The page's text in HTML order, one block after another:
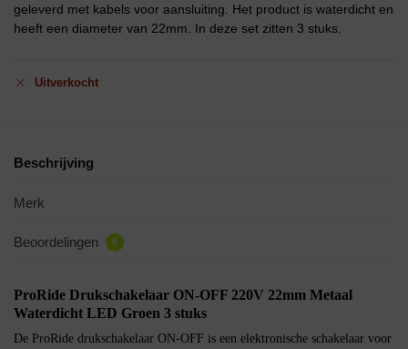
geleverd met kabels voor aansluiting. Het product is waterdicht en
heeft een diameter van 22mm. In deze set zitten 3 stuks.
Uitverkocht
Beschrijving
Merk
Beoordelingen 0
ProRide Drukschakelaar ON-OFF 220V 22mm Metaal
Waterdicht LED Groen 3 stuks
De ProRide drukschakelaar ON-OFF is een elektronische schakelaar voor